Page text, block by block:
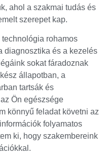
ahol a szakmai tudás és
szerepet kap.
rohamos
diagnosztika és a kezelés
sokat fáradoznak
állapotban, a
tartsák és
Ön egészsége
könnyű feladat követni az
folyamatos
ki, hogy szakembereink